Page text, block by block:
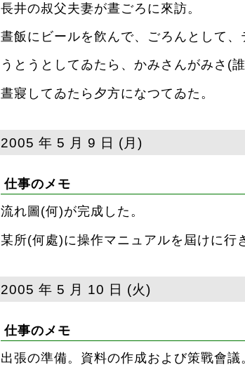
長井の叔父夫妻が晝ごろに來訪。
晝飯にビールを飮んで、ごろんとして、
うとうとしてゐたら、かみさんがみさ(
晝寢してゐたら夕方になつてゐた。
2005 年 5 月 9 日 (月)
仕事のメモ
流れ圖(何)が完成した。
某所(何處)に操作マニュアルを屆けに行
2005 年 5 月 10 日 (火)
仕事のメモ
出張の準備。資料の作成および策戰會議